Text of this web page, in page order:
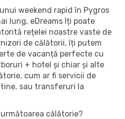
weekend rapid în Pygros
lung, eDreams îți poate
rețelei noastre vaste de
de călătorii, îți putem
de vacanță perfecte cu
+ hotel și chiar și alte
cum ar fi servicii de
sau transferuri la
călătorie?